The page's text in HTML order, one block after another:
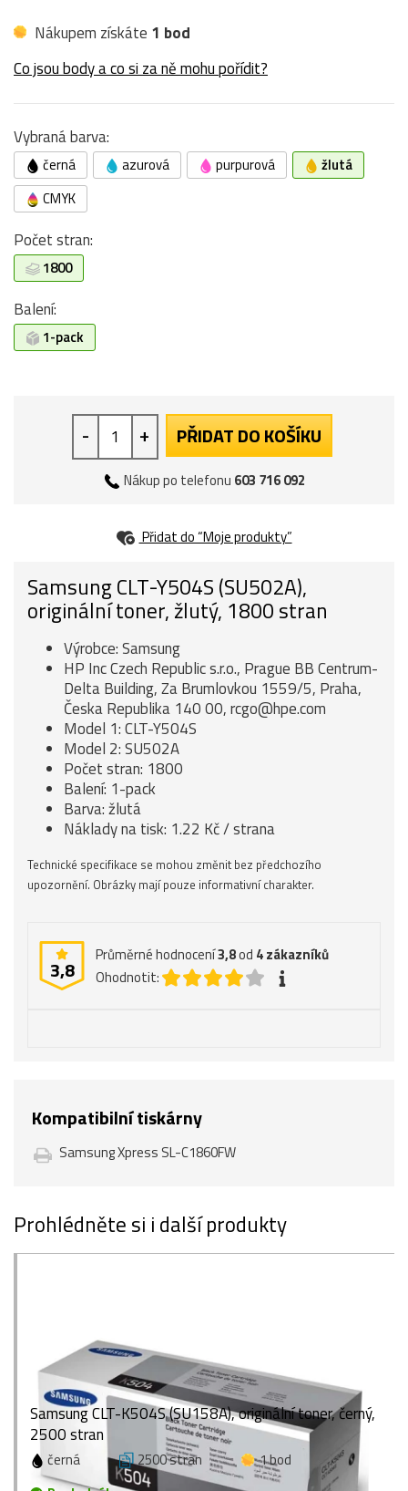
Nákupem získáte 1 bod
Co jsou body a co si za ně mohu pořídit?
Vybraná barva:
černá azurová purpurová
žlutá
CMYK
Počet stran:
1800
Balení:
1-pack
- + PŘIDAT DO KOŠÍKU
Nákup po telefonu 603 716 092
Přidat do “Moje produkty”
Samsung CLT-Y504S (SU502A),
originální toner, žlutý, 1800 stran
Výrobce: Samsung
HP Inc Czech Republic s.r.o., Prague BB Centrum-
Delta Building, Za Brumlovkou 1559/5, Praha,
Česka Republika 140 00, rcgo@hpe.com
Model 1: CLT-Y504S
Model 2: SU502A
Počet stran: 1800
Balení: 1-pack
Barva: žlutá
Náklady na tisk: 1.22 Kč / strana
Technické specifikace se mohou změnit bez předchozího
upozornění. Obrázky mají pouze informativní charakter.
3,8
Průměrné hodnocení3,8od 4zákazníků
Ohodnotit:
Kompatibilní tiskárny
Samsung Xpress SL-C1860FW
Prohlédněte si i další produkty
Samsung CLT-K504S (SU158A), originální toner, černý,
2500 stran
černá 2500 stran
1 bod